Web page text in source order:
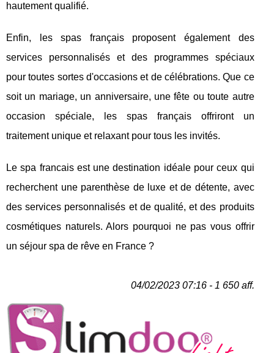
hautement qualifié.
Enfin, les spas français proposent également des
services personnalisés et des programmes spéciaux
pour toutes sortes d'occasions et de célébrations. Que ce
soit un mariage, un anniversaire, une fête ou toute autre
occasion spéciale, les spas français offriront un
traitement unique et relaxant pour tous les invités.
Le spa francais est une destination idéale pour ceux qui
recherchent une parenthèse de luxe et de détente, avec
des services personnalisés et de qualité, et des produits
cosmétiques naturels. Alors pourquoi ne pas vous offrir
un séjour spa de rêve en France ?
04/02/2023 07:16 - 1 650 aff.